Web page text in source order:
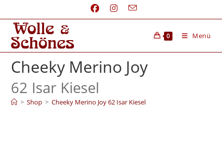
0 Menü
Cheeky Merino Joy
62 Isar Kiesel
> Shop > Cheeky Merino Joy 62 Isar Kiesel